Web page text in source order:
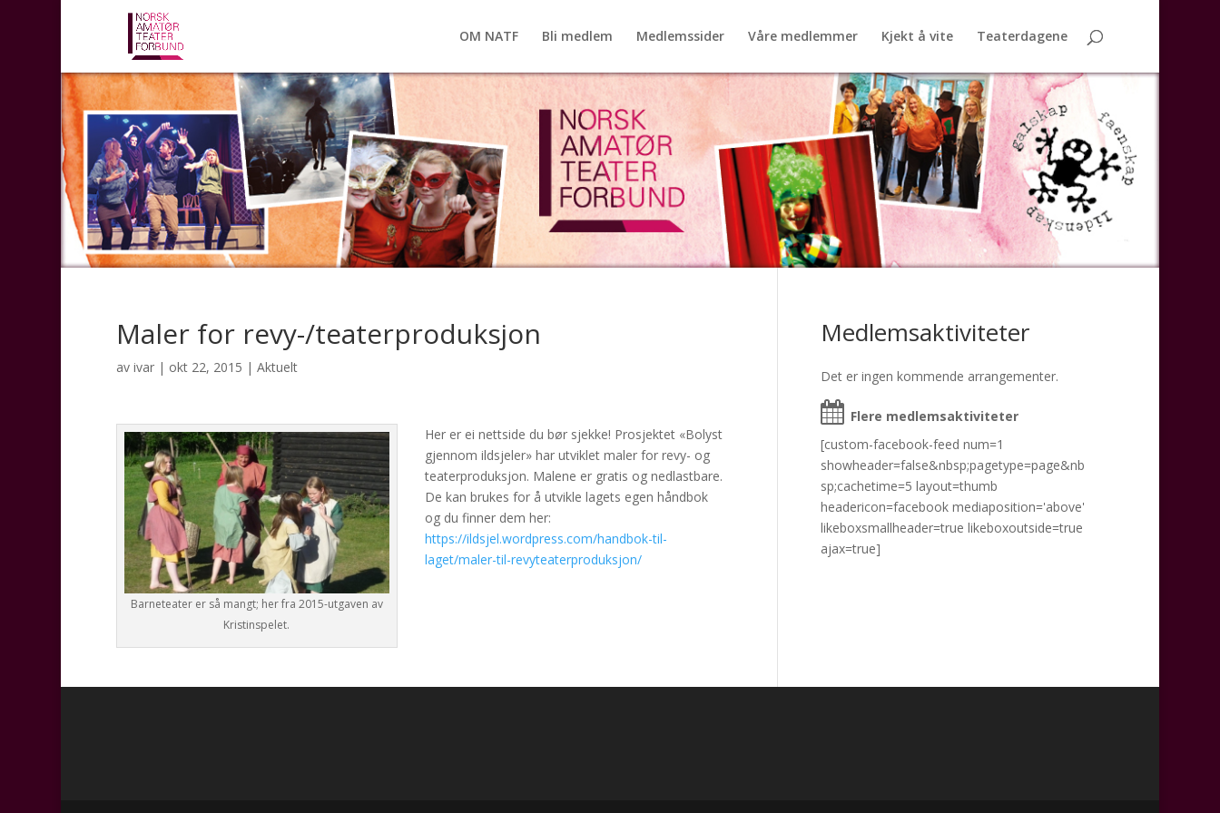
OM NATF Bli medlem Medlemssider Våre medlemmer Kjekt å vite Teaterdagene
Maler for revy-/teaterproduksjon
av ivar| okt 22, 2015 | Aktuelt
Barneteater er så mangt; her fra 2015-utgaven av
Kristinspelet.
Her er ei nettside du bør sjekke! Prosjektet «Bolyst
gjennom ildsjeler» har utviklet maler for revy- og
teaterproduksjon. Malene er gratis og nedlastbare.
De kan brukes for å utvikle lagets egen håndbok
og du finner dem her:
https://ildsjel.wordpress.com/handbok-til-
laget/maler-til-revyteaterproduksjon/
Medlemsaktiviteter
Det er ingen kommende arrangementer.
Flere medlemsaktiviteter
[custom-facebook-feed num=1
showheader=false&nbsp;pagetype=page&nb
sp;cachetime=5 layout=thumb
headericon=facebook mediaposition='above'
likeboxsmallheader=true likeboxoutside=true
ajax=true]